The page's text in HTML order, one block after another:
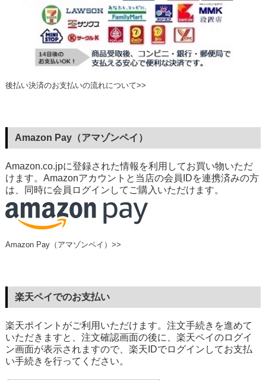
後払い決済のお支払いの流れについて>>
Amazon Pay（アマゾンペイ）
Amazon.co.jpに登録された情報を利用してお買い物いただ
けます。Amazonアカウントと当店の会員IDを連携済みの方
は、同時に会員ログインしてご購入いただけます。
Amazon Pay（アマゾンペイ）>>
楽天ペイでのお支払い
楽天ポイントがご利用いただけます。注文手続きを進めて
いただきますと、注文確認画面の後に、楽天ペイのログイ
ン画面が表示されますので、楽天IDでログインしてお支払
い手続きを行ってください。